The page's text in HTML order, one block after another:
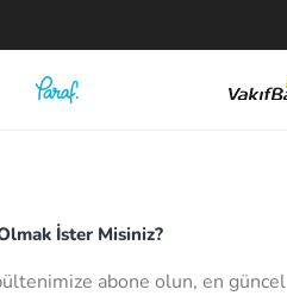
İster Misiniz?
abone olun, en güncel